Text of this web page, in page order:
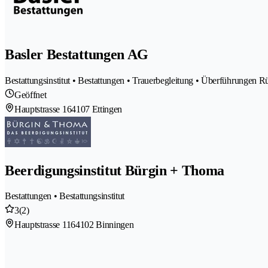
Basler Bestattungen AG
Bestattungsinstitut • Bestattungen • Trauerbegleitung • Überführungen
Geöffnet
Hauptstrasse 164107 Ettingen
Beerdigungsinstitut Bürgin + Thoma
Bestattungen • Bestattungsinstitut
3(2)
Hauptstrasse 1164102 Binningen